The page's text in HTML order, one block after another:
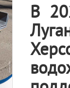
В